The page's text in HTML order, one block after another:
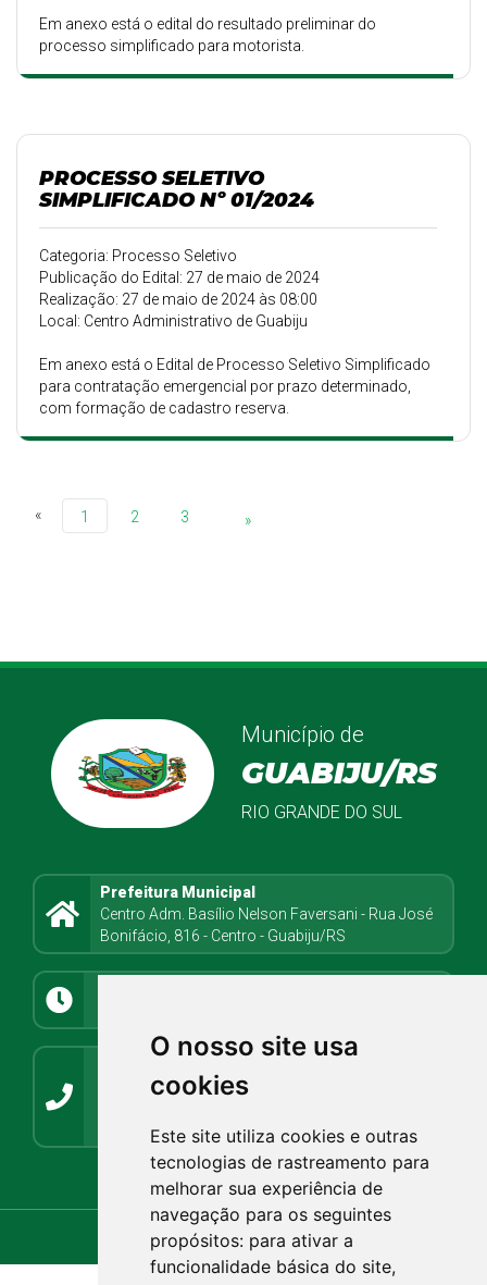
O nosso site usa
cookies
Este site utiliza cookies e outras
tecnologias de rastreamento para
melhorar sua experiência de
navegação para os seguintes
propósitos: para ativar a
funcionalidade básica do site,
Em anexo está o edital do resultado preliminar do
processo simplificado para motorista.
PROCESSO SELETIVO
SIMPLIFICADO Nº 01/2024
Categoria: Processo Seletivo
Publicação do Edital: 27 de maio de 2024
Realização: 27 de maio de 2024 às 08:00
Local: Centro Administrativo de Guabiju
Em anexo está o Edital de Processo Seletivo Simplificado
para contratação emergencial por prazo determinado,
com formação de cadastro reserva.
« 1 2 3 »
Município de
GUABIJU/RS
RIO GRANDE DO SUL
Prefeitura Municipal
Centro Adm. Basílio Nelson Faversani - Rua José
Bonifácio, 816 - Centro - Guabiju/RS
(54) 3272-1266 / (54) 3272-1001
imprensaguabijurs@gmail.com
Webmail.rs.gov.br Webmail.com.br